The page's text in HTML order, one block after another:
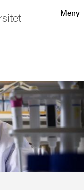
Meny